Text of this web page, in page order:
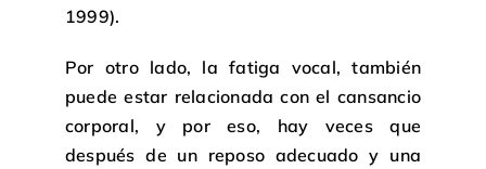
1999).
Por otro lado, la fatiga vocal, también
puede estar relacionada con el cansancio
corporal, y por eso, hay veces que
después de un reposo adecuado y una